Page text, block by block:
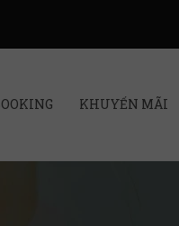
KHUYẾN MÃI